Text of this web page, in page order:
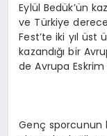
Eylül Bedük’ün
ve Türkiye
Fest’te iki yıl
kazandığı bir
de Avrupa
Genç sporcunun